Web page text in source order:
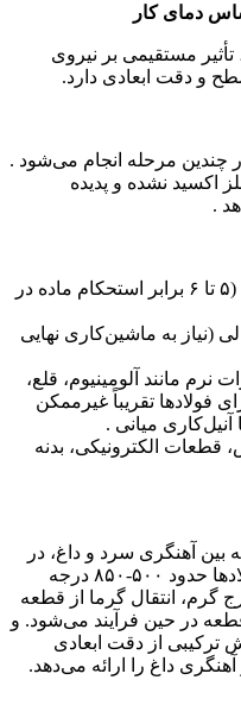
مستقیمی بر نیروی
و دقت ابعادی دارد.
چندین مرحله انجام می‌شود .
اکسید نشده و پدیده
فوق‌العاده بالا (۵ تا ۶ برابر استحکام ماده در
(نیاز به ماشین‌کاری نهایی
نرم مانند آلومینیوم، قلع،
تقریباً غیرممکن
میانی .
قطعات الکترونیکی، بدنه
بین آهنگری سرد و داغ، در
دمایی زیر دمای تبلور مجدد (برای فولادها حدود ۵۰۰-۸۵۰ درجه
گرم، انتقال گرما از قطعه
در حین فرآیند می‌شود. و
ترکیبی از دقت ابعادی
داغ را ارائه می‌دهد.